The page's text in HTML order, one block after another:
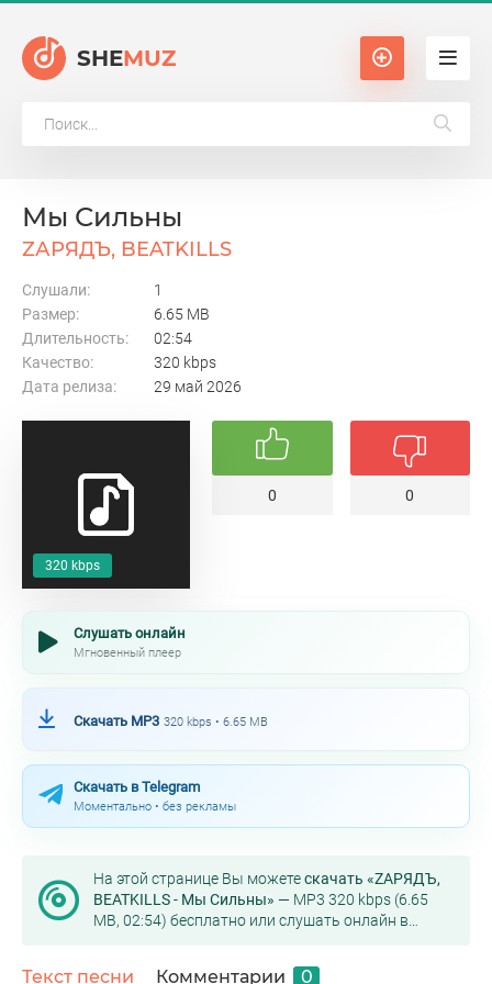
SHEMUZ
320 kbps
Мы Сильны
ZАРЯДЪ, BEATKILLS
Слушали:
1
Размер:
6.65 MB
Длительность:
02:54
Качество:
320 kbps
Дата релиза:
29 май 2026
0 0
Слушать онлайн
Мгновенный плеер
Скачать MP3 320 kbps • 6.65 MB
Скачать в Telegram
Моментально • без рекламы
На этой странице Вы можетескачать «ZАРЯДЪ,
BEATKILLS - Мы Сильны» — MP3 320 kbps (6.65
MB, 02:54) бесплатно или слушать онлайн в
Текст песни Комментарии 0